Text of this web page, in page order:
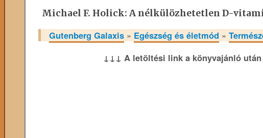
Michael F. Holick: A nélkülözhetetlen D-
Gutenberg Galaxis » Egészség és életmód »
↓↓↓ A letöltési link a könyvajánló